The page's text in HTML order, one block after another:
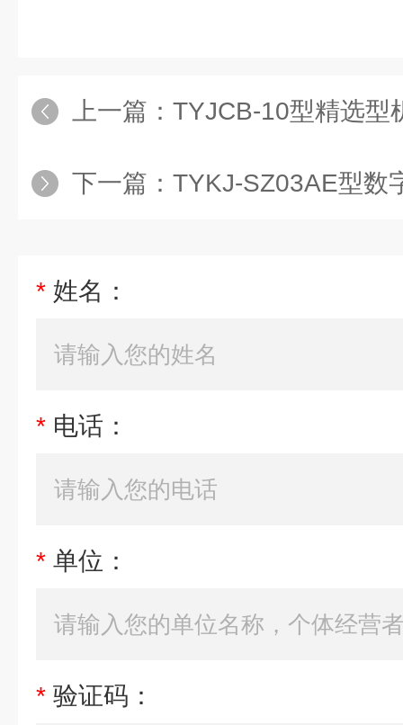
上一篇： TYJCB-10型精选型机械制图陈列
下一篇： TYKJ-SZ03AE型数字语言学
* 姓名：
* 电话：
* 单位：
* 验证码：